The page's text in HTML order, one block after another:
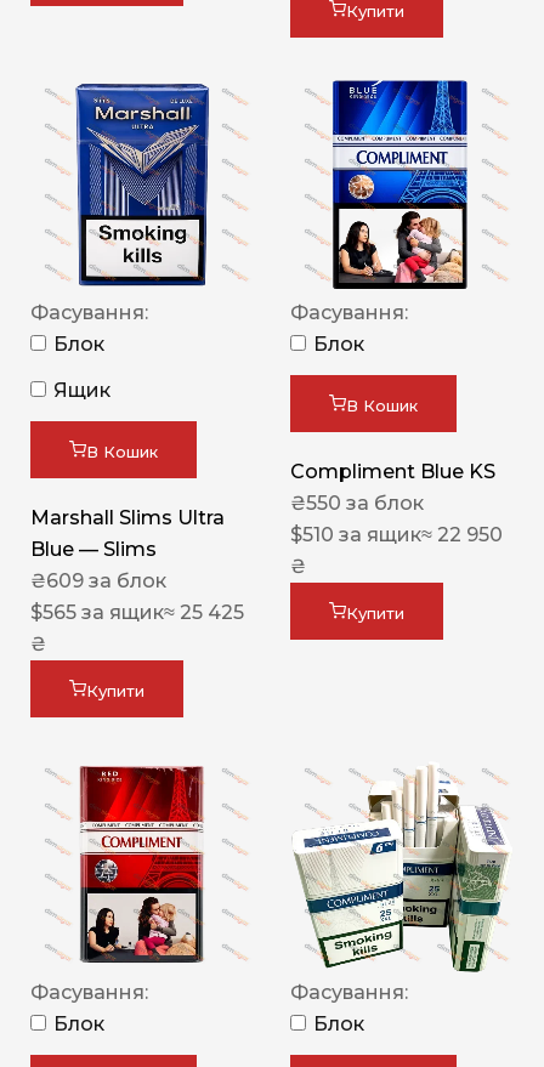
Купити
Фасування:
Блок
Ящик
В Кошик
Marshall Slims Ultra
Blue — Slims
₴609 за блок
$565 за ящик≈ 25 425
₴
Купити
Фасування:
Блок
В Кошик
Compliment Blue KS
₴550 за блок
$510 за ящик≈ 22 950
₴
Купити
Фасування:
Блок
Фасування:
Блок